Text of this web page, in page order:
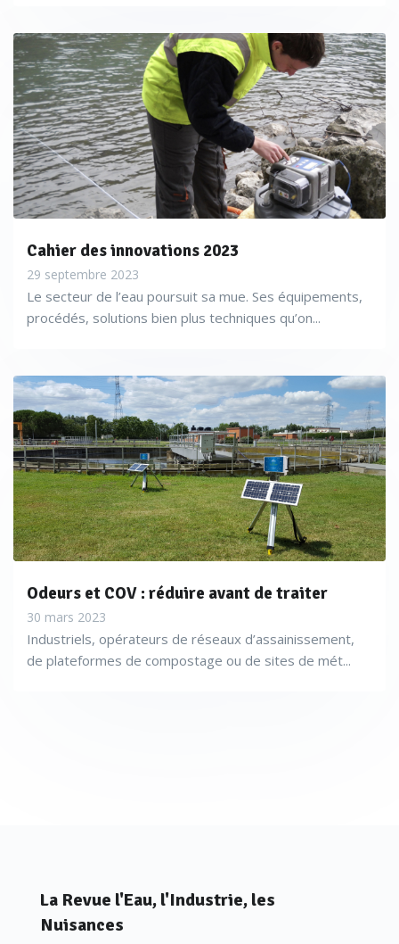
Cahier des innovations 2023
29 septembre 2023
Le secteur de l’eau poursuit sa mue. Ses équipements,
procédés, solutions bien plus techniques qu’on...
Odeurs et COV : réduire avant de traiter
30 mars 2023
Industriels, opérateurs de réseaux d’assainissement,
de plateformes de compostage ou de sites de mét...
La Revue l'Eau, l'Industrie, les
Nuisances